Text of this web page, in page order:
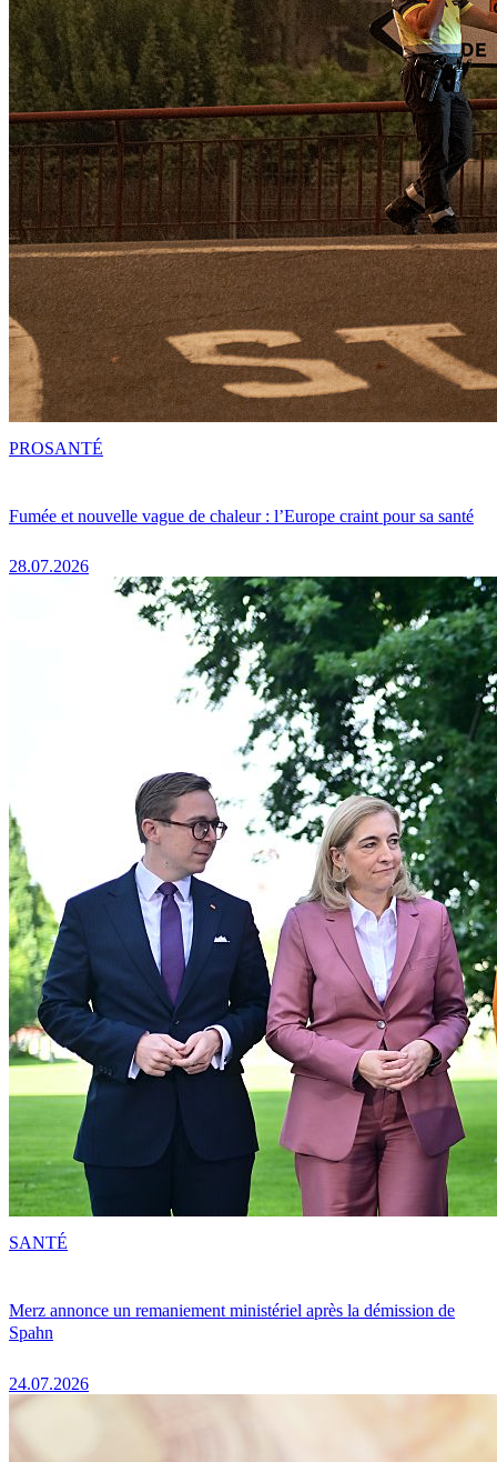
Fumée et nouvelle vague de chaleur : l’Europe craint pour sa santé
28.07.2026
PROSANTÉ
Merz annonce un remaniement ministériel après la démission de
Spahn
24.07.2026
SANTÉ